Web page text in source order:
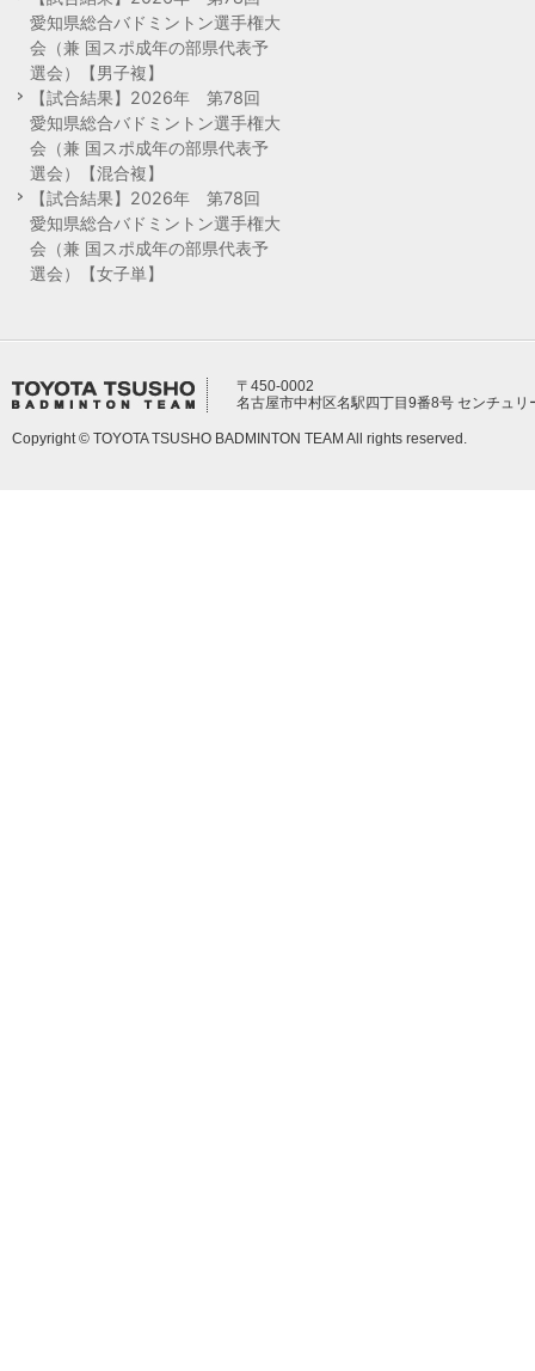
愛知県総合バドミントン選手権大
会（兼 国スポ成年の部県代表予
選会）【男子複】
【試合結果】2026年 第78回
愛知県総合バドミントン選手権大
会（兼 国スポ成年の部県代表予
選会）【混合複】
【試合結果】2026年 第78回
愛知県総合バドミントン選手権大
会（兼 国スポ成年の部県代表予
選会）【女子単】
〒450-0002
名古屋市中村区名駅四丁目9番8号 センチュリ
Copyright © TOYOTA TSUSHO BADMINTON TEAM All rights reserved.